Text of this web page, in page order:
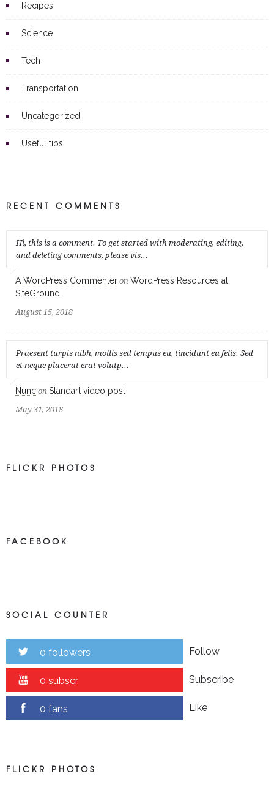
Recipes
Science
Tech
Transportation
Uncategorized
Useful tips
RECENT COMMENTS
Hi, this is a comment. To get started with moderating, editing,
and deleting comments, please vis...
A WordPress Commenter on WordPress Resources at
SiteGround
August 15, 2018
Praesent turpis nibh, mollis sed tempus eu, tincidunt eu felis. Sed
et neque placerat erat volutp...
Nunc on Standart video post
May 31, 2018
FLICKR PHOTOS
FACEBOOK
SOCIAL COUNTER
0 followers Follow
0 subscr. Subscribe
0 fans Like
FLICKR PHOTOS